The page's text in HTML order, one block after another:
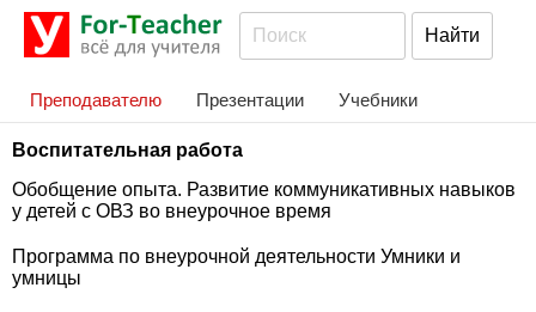
Преподавателю Презентации Учебники
Воспитательная работа
Обобщение опыта. Развитие коммуникативных навыков
у детей с ОВЗ во внеурочное время
Программа по внеурочной деятельности Умники и
умницы